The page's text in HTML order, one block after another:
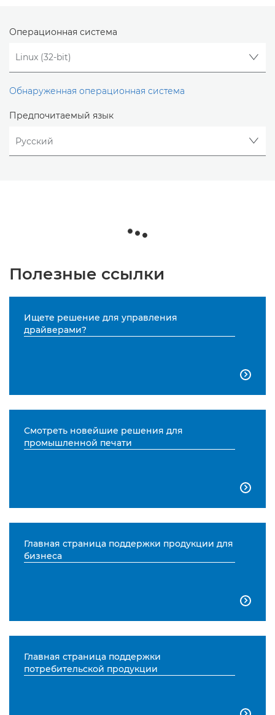
Операционная система
Обнаруженная операционная система
Предпочитаемый язык
Полезные ссылки
Ищете решение для управления
драйверами?

Смотреть новейшие решения для
промышленной печати

Главная страница поддержки продукции для
бизнеса

Главная страница поддержки
потребительской продукции
